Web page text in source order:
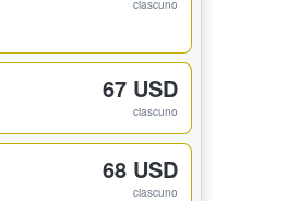
ciascuno
67 USD
ciascuno
68 USD
ciascuno